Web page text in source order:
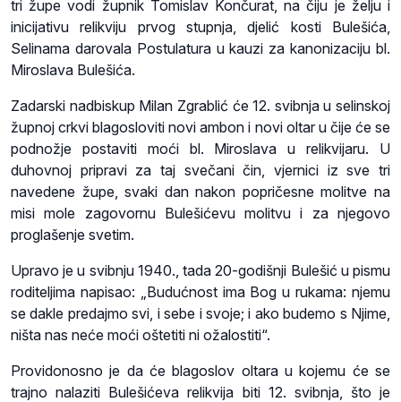
tri župe vodi župnik Tomislav Končurat, na čiju je želju i
inicijativu relikviju prvog stupnja, djelić kosti Bulešića,
Selinama darovala Postulatura u kauzi za kanonizaciju bl.
Miroslava Bulešića.
Zadarski nadbiskup Milan Zgrablić će 12. svibnja u selinskoj
župnoj crkvi blagosloviti novi ambon i novi oltar u čije će se
podnožje postaviti moći bl. Miroslava u relikvijaru. U
duhovnoj pripravi za taj svečani čin, vjernici iz sve tri
navedene župe, svaki dan nakon popričesne molitve na
misi mole zagovornu Bulešićevu molitvu i za njegovo
proglašenje svetim.
Upravo je u svibnju 1940., tada 20-godišnji Bulešić u pismu
roditeljima napisao: „Budućnost ima Bog u rukama: njemu
se dakle predajmo svi, i sebe i svoje; i ako budemo s Njime,
ništa nas neće moći oštetiti ni ožalostiti“.
Providonosno je da će blagoslov oltara u kojemu će se
trajno nalaziti Bulešićeva relikvija biti 12. svibnja, što je